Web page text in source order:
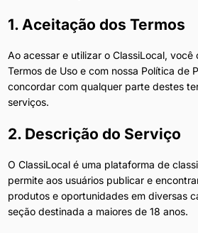
1. Aceitação dos Termos
Ao acessar e utilizar o ClassiLocal,
Termos de Uso e com nossa Política de
concordar com qualquer parte destes
serviços.
2. Descrição do Serviço
O ClassiLocal é uma plataforma de
permite aos usuários publicar e
produtos e oportunidades em diversas
seção destinada a maiores de 18 anos.